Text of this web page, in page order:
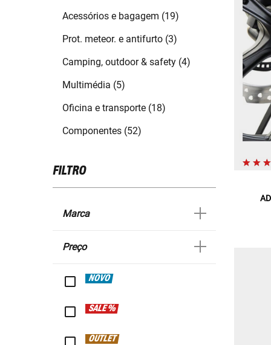
Acessórios e bagagem (19)
Prot. meteor. e antifurto (3)
Camping, outdoor & safety (4)
Multimédia (5)
Oficina e transporte (18)
Componentes (52)
FILTRO
Marca
Preço
NOVO
SALE %
OUTLET